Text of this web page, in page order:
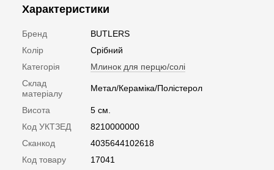
Характеристики
Бренд
BUTLERS
Колір
Срібний
Категорія
Млинок для перцю/солі
Склад
матеріалу
Метал/Кераміка/Полістерол
Висота
5 см.
Код УКТЗЕД
8210000000
Сканкод
4035644102618
Код товару
17041